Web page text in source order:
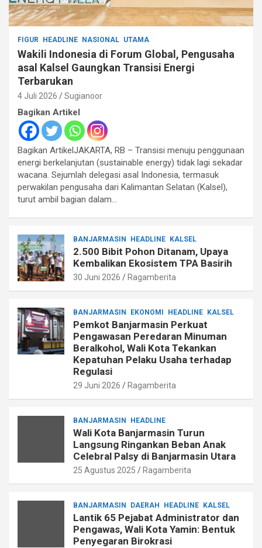
FIGUR HEADLINE NASIONAL UTAMA
Wakili Indonesia di Forum Global, Pengusaha
asal Kalsel Gaungkan Transisi Energi
Terbarukan
4 Juli 2026 Sugianoor
Bagikan Artikel
Bagikan ArtikelJAKARTA, RB – Transisi menuju penggunaan
energi berkelanjutan (sustainable energy) tidak lagi sekadar
wacana. Sejumlah delegasi asal Indonesia, termasuk
perwakilan pengusaha dari Kalimantan Selatan (Kalsel),
turut ambil bagian dalam…
BANJARMASIN HEADLINE KALSEL
2.500 Bibit Pohon Ditanam, Upaya
Kembalikan Ekosistem TPA Basirih
30 Juni 2026 Ragamberita
BANJARMASIN EKONOMI HEADLINE KALSEL
Pemkot Banjarmasin Perkuat
Pengawasan Peredaran Minuman
Beralkohol, Wali Kota Tekankan
Kepatuhan Pelaku Usaha terhadap
Regulasi
29 Juni 2026 Ragamberita
BANJARMASIN HEADLINE
Wali Kota Banjarmasin Turun
Langsung Ringankan Beban Anak
Celebral Palsy di Banjarmasin Utara
25 Agustus 2025 Ragamberita
BANJARMASIN DAERAH HEADLINE KALSEL
Lantik 65 Pejabat Administrator dan
Pengawas, Wali Kota Yamin: Bentuk
Penyegaran Birokrasi